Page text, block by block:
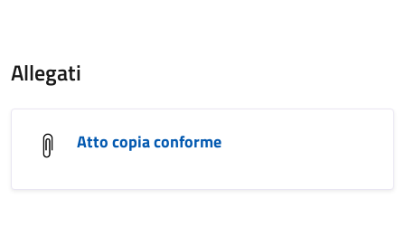
Allegati
Atto copia conforme